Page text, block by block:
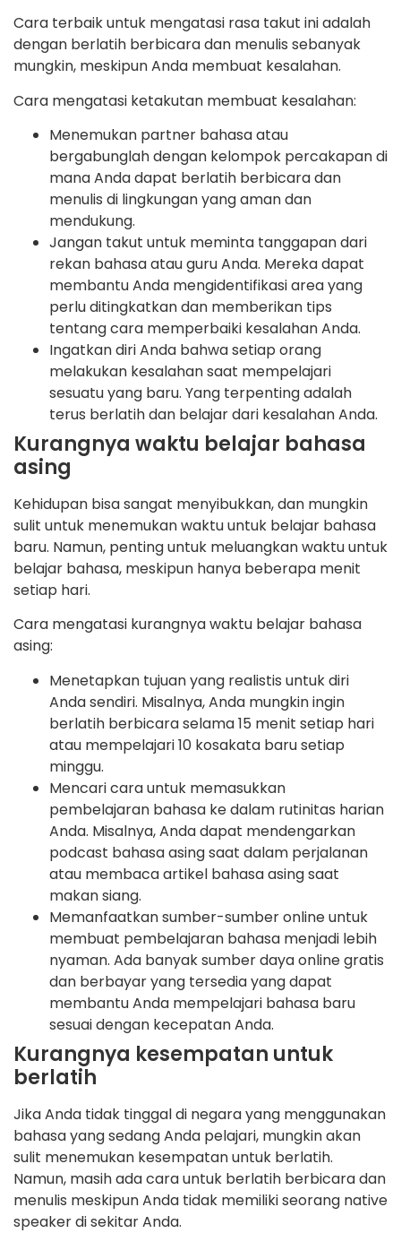
Cara terbaik untuk mengatasi rasa takut ini adalah
dengan berlatih berbicara dan menulis sebanyak
mungkin, meskipun Anda membuat kesalahan.
Cara mengatasi ketakutan membuat kesalahan:
Menemukan partner bahasa atau
bergabunglah dengan kelompok percakapan di
mana Anda dapat berlatih berbicara dan
menulis di lingkungan yang aman dan
mendukung.
Jangan takut untuk meminta tanggapan dari
rekan bahasa atau guru Anda. Mereka dapat
membantu Anda mengidentifikasi area yang
perlu ditingkatkan dan memberikan tips
tentang cara memperbaiki kesalahan Anda.
Ingatkan diri Anda bahwa setiap orang
melakukan kesalahan saat mempelajari
sesuatu yang baru. Yang terpenting adalah
terus berlatih dan belajar dari kesalahan Anda.
Kurangnya waktu belajar bahasa
asing
Kehidupan bisa sangat menyibukkan, dan mungkin
sulit untuk menemukan waktu untuk belajar bahasa
baru. Namun, penting untuk meluangkan waktu untuk
belajar bahasa, meskipun hanya beberapa menit
setiap hari.
Cara mengatasi kurangnya waktu belajar bahasa
asing:
Menetapkan tujuan yang realistis untuk diri
Anda sendiri. Misalnya, Anda mungkin ingin
berlatih berbicara selama 15 menit setiap hari
atau mempelajari 10 kosakata baru setiap
minggu.
Mencari cara untuk memasukkan
pembelajaran bahasa ke dalam rutinitas harian
Anda. Misalnya, Anda dapat mendengarkan
podcast bahasa asing saat dalam perjalanan
atau membaca artikel bahasa asing saat
makan siang.
Memanfaatkan sumber-sumber online untuk
membuat pembelajaran bahasa menjadi lebih
nyaman. Ada banyak sumber daya online gratis
dan berbayar yang tersedia yang dapat
membantu Anda mempelajari bahasa baru
sesuai dengan kecepatan Anda.
Kurangnya kesempatan untuk
berlatih
Jika Anda tidak tinggal di negara yang menggunakan
bahasa yang sedang Anda pelajari, mungkin akan
sulit menemukan kesempatan untuk berlatih.
Namun, masih ada cara untuk berlatih berbicara dan
menulis meskipun Anda tidak memiliki seorang native
speaker di sekitar Anda.